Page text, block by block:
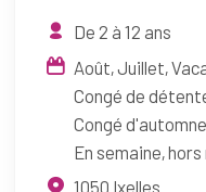
De 2 à 12 ans
Août Juillet
Congé de
Congé d'automne
En semaine,
1050 Ixelles